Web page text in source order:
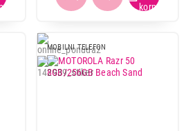
MOBILNI TELEFON